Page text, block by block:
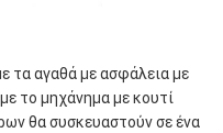
τα αγαθά με ασφάλεια με
το μηχάνημα με κουτί
θα συσκευαστούν σε ένα